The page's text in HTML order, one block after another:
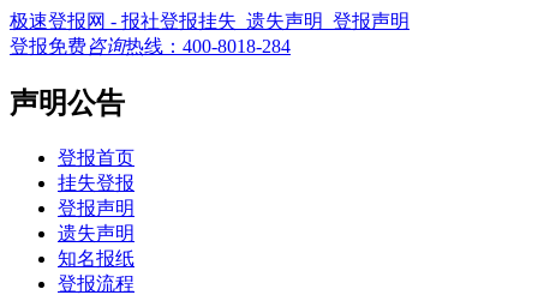
极速登报网 - 报社登报挂失_遗失声明_登报声明
登报免费咨询热线： 400-8018-284
声明公告
登报首页
挂失登报
登报声明
遗失声明
知名报纸
登报流程